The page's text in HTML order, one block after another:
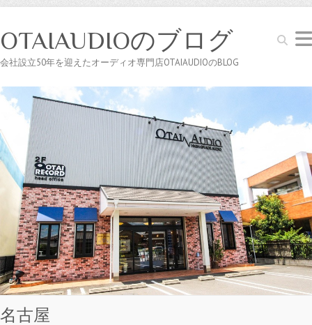
Search
OTAIAUDIOのブログ
会社設立50年を迎えたオーディオ専門店OTAIAUDIOのBLOG
名古屋